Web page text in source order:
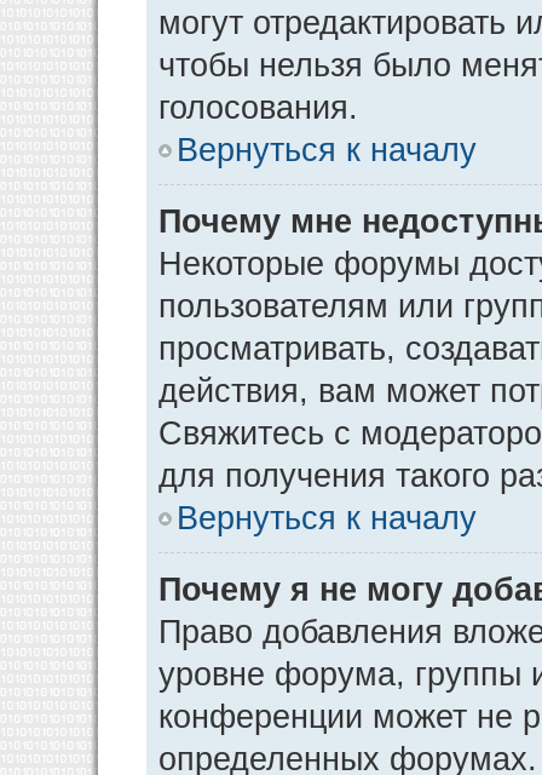
могут отредактировать
чтобы нельзя было
голосования.
Вернуться к началу
Почему мне
Некоторые форумы
пользователям или
просматривать,
действия, вам может
Свяжитесь с
для получения такого
Вернуться к началу
Почему я не могу
Право добавления
уровне форума, группы
конференции может не
определенных